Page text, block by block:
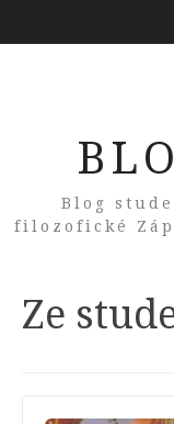
Blog
filozofické
Ze